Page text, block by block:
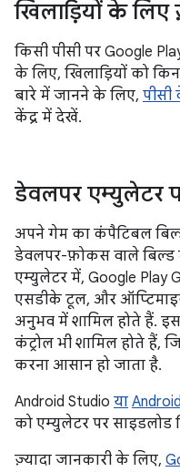
खिलाड़ियों के लिए
किसी पीसी पर Google
के लिए, खिलाड़ियों को किन
बारे में जानने के लिए, पीसी
केंद्र में देखें.
डेवलपर एम्युलेटर
अपने गेम का कंपैटिबल
डेवलपर-फ़ोकस वाले बिल्ड
एम्युलेटर में, Google Play
एसडीके टूल, और
अनुभव में शामिल होते हैं.
कंट्रोल भी शामिल होते हैं,
करना आसान हो जाता है.
Android Studio या
को एम्युलेटर पर साइडलोड
ज़्यादा जानकारी के लिए,